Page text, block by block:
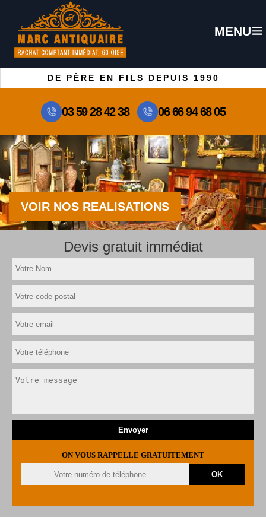
MENU
DE PÈRE EN FILS DEPUIS 1990
03 59 28 42 38 06 66 94 68 05
VOIR NOS REALISATIONS
Devis gratuit immédiat
ON VOUS RAPPELLE GRATUITEMENT